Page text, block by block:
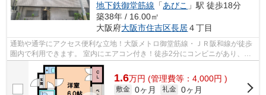
地下鉄御堂筋線 「あびこ 」駅 徒歩18分
築38年 / 16.00㎡
大阪府大阪市住吉区長居４丁目
通勤や通学にアクセス便利な立地！大阪メトロ御堂筋線・ＪＲ阪和線が徒歩
圏内で利用できます。 室内にエアコン付き！徒歩2分にコンビニがあり、初
1.6万円 (管理費等：4,000円 )
敷金 0ヶ月 礼金 0ヶ月